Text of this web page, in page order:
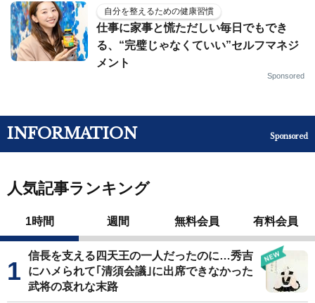
自分を整えるための健康習慣
仕事に家事と慌ただしい毎日でもでき
る、“完璧じゃなくていい”セルフマネジ
メント
Sponsored
INFORMATION Sponsored
人気記事ランキング
1時間 週間 無料会員 有料会員
信長を支える四天王の一人だったのに…秀吉
にハメられて｢清須会議｣に出席できなかった
武将の哀れな末路